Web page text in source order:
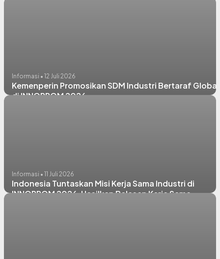
Informasi • 12 Juli 2026
Kemenperin Promosikan SDM Industri Bertaraf Global
di INNOPROM 2026
Informasi • 11 Juli 2026
Indonesia Tuntaskan Misi Kerja Sama Industri di
INNOPROM 2026, Hasilkan Belasan Kerja Sama